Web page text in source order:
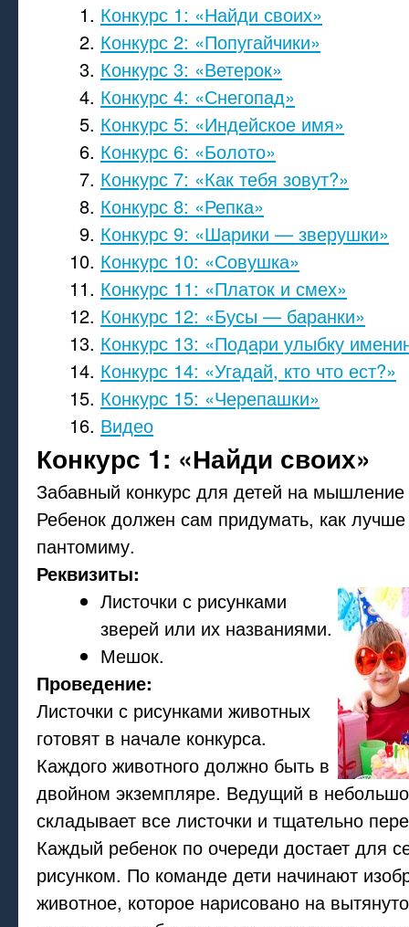
Конкурс 1: «Найди своих»
Конкурс 2: «Попугайчики»
Конкурс 3: «Ветерок»
Конкурс 4: «Снегопад»
Конкурс 5: «Индейское имя»
Конкурс 6: «Болото»
Конкурс 7: «Как тебя зовут?»
Конкурс 8: «Репка»
Конкурс 9: «Шарики — зверушки»
Конкурс 10: «Совушка»
Конкурс 11: «Платок и смех»
Конкурс 12: «Бусы — баранки»
Конкурс 13: «Подари улыбку
Конкурс 14: «Угадай, кто что ест?»
Конкурс 15: «Черепашки»
Видео
Конкурс 1: «Найди своих»
Забавный конкурс для детей на
Ребенок должен сам придумать, как лучше
пантомиму.
Реквизиты:
Листочки с рисунками
зверей или их названиями.
Мешок.
Проведение:
Листочки с рисунками животных
готовят в начале конкурса.
Каждого животного должно быть в
двойном экземпляре. Ведущий в
складывает все листочки и тщательно
Каждый ребенок по очереди достает для
рисунком. По команде дети начинают
животное, которое нарисовано на